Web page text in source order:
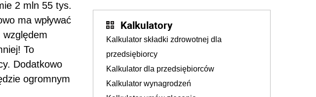
2 mln 55 tys.
ma wpływać
To
Dodatkowo
ogromnym
Kalkulatory
Kalkulator składki zdrowotnej dla
przedsiębiorcy
Kalkulator dla przedsiębiorców
Kalkulator wynagrodzeń